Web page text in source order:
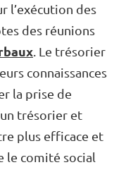
l’exécution des
des réunions
. Le trésorier
connaissances
la prise de
trésorier et
plus efficace et
le comité social